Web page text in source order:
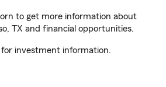
to get more information about
TX and financial opportunities.
for investment information.